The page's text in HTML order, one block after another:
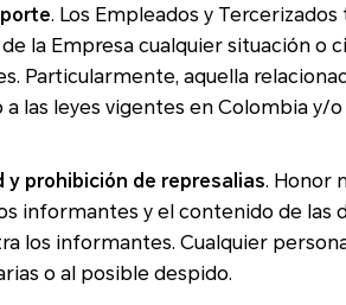
. Los Empleados y Tercerizados tienen la
Empresa cualquier situación o
Particularmente, aquella
el incumplimiento a las leyes vigentes en
y prohibición de represalias. Honor
y el contenido de las denuncias. Está
los informantes. Cualquier
o al posible despido.